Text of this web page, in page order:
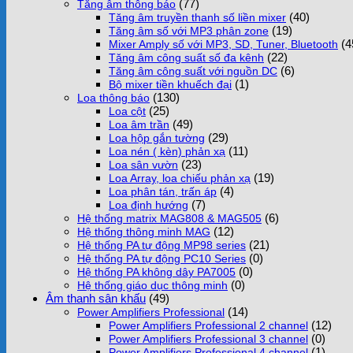
Tăng âm thông báo (77)
Tăng âm truyền thanh số liền mixer (40)
Tăng âm số với MP3 phân zone (19)
Mixer Amply số với MP3, SD, Tuner, Bluetooth
Tăng âm công suất số đa kênh (22)
Tăng âm công suất với nguồn DC (6)
Bộ mixer tiền khuếch đại (1)
Loa thông báo (130)
Loa cột (25)
Loa âm trần (49)
Loa hộp gắn tường (29)
Loa nén ( kèn) phản xạ (11)
Loa sân vườn (23)
Loa Array, loa chiếu phản xạ (19)
Loa phân tán, trấn áp (4)
Loa định hướng (7)
Hệ thống matrix MAG808 & MAG505 (6)
Hệ thống thông minh MAG (12)
Hệ thống PA tự động MP98 series (21)
Hệ thống PA tự động PC10 Series (0)
Hệ thống PA không dây PA7005 (0)
Hệ thống giáo dục thông minh (0)
Âm thanh sân khấu (49)
Power Amplifiers Professional (14)
Power Amplifiers Professional 2 channel (12)
Power Amplifiers Professional 3 channel (0)